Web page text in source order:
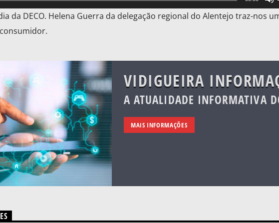
da DECO. Helena Guerra da delegação regional do Alentejo traz-nos
VIDIGUEIRA
A ATUALIDADE INFORMATIVA
MAIS INFORMAÇÕES